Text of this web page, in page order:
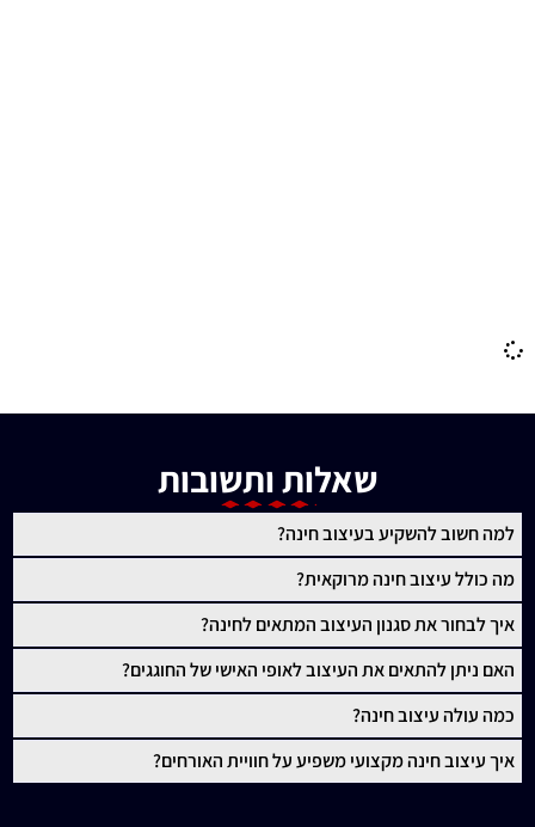
שאלות ותשובות
למה חשוב להשקיע בעיצוב חינה?
מה כולל עיצוב חינה מרוקאית?
איך לבחור את סגנון העיצוב המתאים לחינה?
האם ניתן להתאים את העיצוב לאופי האישי של החוגגים?
כמה עולה עיצוב חינה?
איך עיצוב חינה מקצועי משפיע על חוויית האורחים?